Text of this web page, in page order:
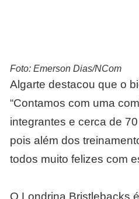
Foto: Emerson Dias/NCom
Algarte destacou que o
“Contamos com uma
integrantes e cerca de
pois além dos
todos muito felizes com
O Londrina Bristlebacks